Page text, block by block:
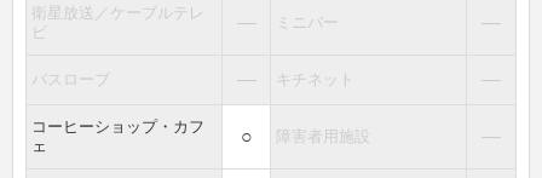
衛星放送／ケーブルテレ
ビ
― ミニバー ―
バスローブ ― キチネット ―
コーヒーショップ・カフ
ェ
○ 障害者用施設 ―